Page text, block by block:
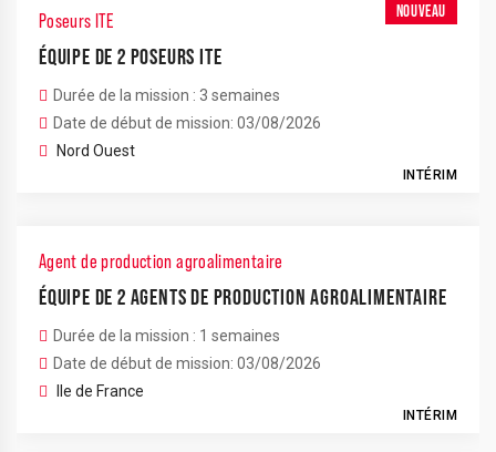
NOUVEAU
Poseurs ITE
ÉQUIPE DE 2 POSEURS ITE
Durée de la mission : 3 semaines
Date de début de mission: 03/08/2026
Nord Ouest
INTÉRIM
Agent de production agroalimentaire
ÉQUIPE DE 2 AGENTS DE PRODUCTION AGROALIMENTAIRE
Durée de la mission : 1 semaines
Date de début de mission: 03/08/2026
Ile de France
INTÉRIM